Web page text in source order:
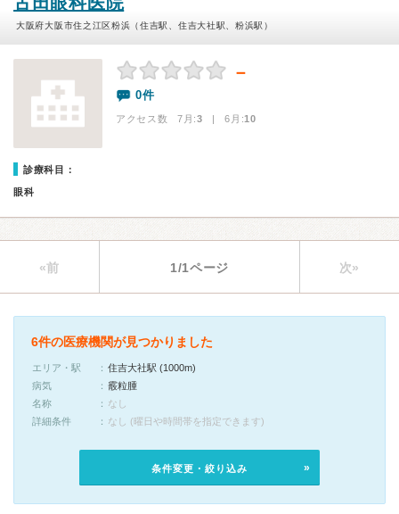
大阪府大阪市住之江区粉浜（住吉駅、住吉大社駅、粉浜駅）
－
0件
アクセス数 7月:3 | 6月:10
診療科目：
眼科
«前 1/1ページ 次»
6件の医療機関が見つかりました
エリア・駅
住吉大社駅 (1000m)
病気
霰粒腫
名称
なし
詳細条件
なし (曜日や時間帯を指定できます)
条件変更・絞り込み